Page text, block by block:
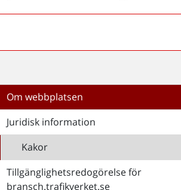
Om webbplatsen
Juridisk information
Kakor
Tillgänglighetsredogörelse för
bransch.trafikverket.se